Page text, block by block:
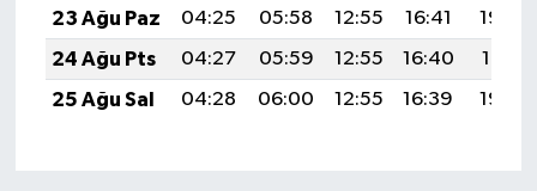
23 Ağu Paz
04:25 05:58 12:55 16:41
19:43
24 Ağu Pts
04:27 05:59 12:55 16:40
19:41
25 Ağu Sal
04:28 06:00 12:55 16:39 19:40